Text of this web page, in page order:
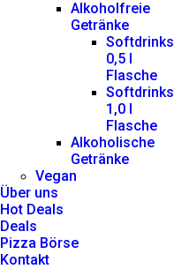
Alkoholfreie
Getränke
Softdrinks
0,5 l
Flasche
Softdrinks
1,0 l
Flasche
Alkoholische
Getränke
Vegan
Über uns
Hot Deals
Deals
Pizza Börse
Kontakt